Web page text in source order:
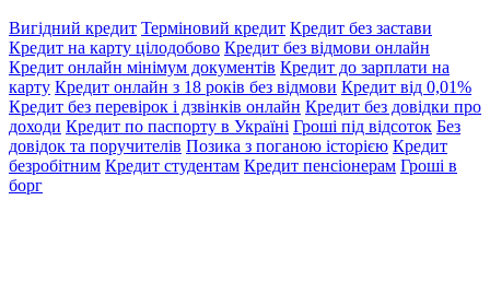
Вигідний кредит Терміновий кредит Кредит без застави
Кредит на карту цілодобово Кредит без відмови онлайн
Кредит онлайн мінімум документів Кредит до зарплати на
карту Кредит онлайн з 18 років без відмови Кредит від 0,01%
Кредит без перевірок і дзвінків онлайн Кредит без довідки про
доходи Кредит по паспорту в Україні Гроші під відсоток Без
довідок та поручителів Позика з поганою історією Кредит
безробітним Кредит студентам Кредит пенсіонерам Гроші в
борг